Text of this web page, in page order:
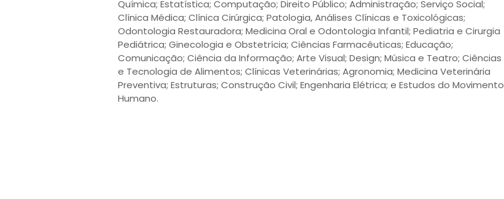
Química; Estatística; Computação; Direito Público; Administração; Serviço Social;
Clínica Médica; Clínica Cirúrgica; Patologia, Análises Clínicas e Toxicológicas;
Odontologia Restauradora; Medicina Oral e Odontologia Infantil; Pediatria e Cirurgia
Pediátrica; Ginecologia e Obstetrícia; Ciências Farmacêuticas; Educação;
Comunicação; Ciência da Informação; Arte Visual; Design; Música e Teatro; Ciências
e Tecnologia de Alimentos; Clínicas Veterinárias; Agronomia; Medicina Veterinária
Preventiva; Estruturas; Construção Civil; Engenharia Elétrica; e Estudos do Movimento
Humano.